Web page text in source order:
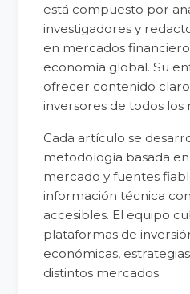
está compuesto por
investigadores y
en mercados
economía global. Su
ofrecer contenido
inversores de todos los
Cada artículo se
metodología basada en
mercado y fuentes
información técnica
accesibles. El equipo
plataformas de
económicas,
distintos mercados.